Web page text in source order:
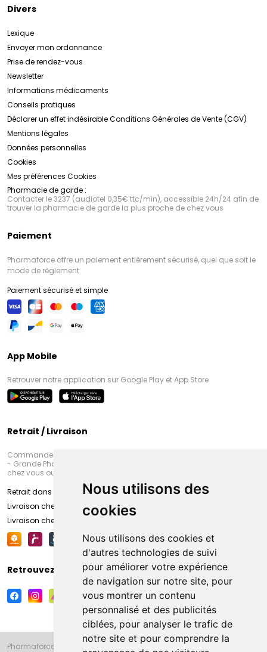
Nous utilisons des
cookies
Nous utilisons des cookies et
d'autres technologies de suivi
pour améliorer votre expérience
de navigation sur notre site, pour
vous montrer un contenu
personnalisé et des publicités
ciblées, pour analyser le trafic de
notre site et pour comprendre la
Divers
Lexique
Envoyer mon ordonnance
Prise de rendez-vous
Newsletter
Informations médicaments
Conseils pratiques
Déclarer un effet indésirableConditions Générales de Vente (CGV)
Mentions légales
Données personnelles
Cookies
Mes préférences Cookies
Pharmacie de garde :
Contacter le 3237 (audiotel 0,35€ ttc/min), accessible 24h/24 afin de
trouver la pharmacie de garde la plus proche de chez vous
Paiement
Pharmaforce offre un paiement entièrement sécurisé, quel que soit le
mode de règlement
Paiement sécurisé et simple
App Mobile
Retrouver notre application sur Google Play et App Store
Retrait / Livraison
Commandez en ligne et venez chercher votre commande à Amiens
- Grande Pharmacie d’Amiens (Fachon) ou recevez-là rapidement
chez vous ou en point retrait
Retrait dans la pharmacie d’Amiens
Livraison chez vous
Livraison chez votre commerçant
Retrouvez-nous sur vos réseaux sociaux
Pharmaforce.fr et la Grande Pharmacie d’Amiens vous souhaitent de